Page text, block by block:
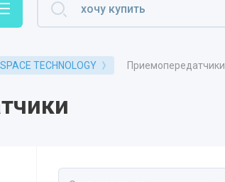
TECHNOLOGY Приемопередатчики